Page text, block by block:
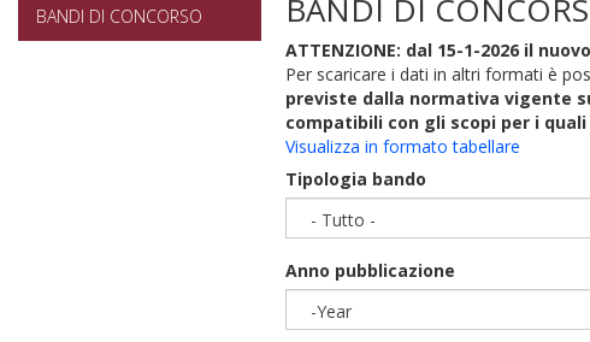
BANDI DI CONCORSO BANDI DI
ATTENZIONE: dal 15-1-2026 il
Per scaricare i dati in altri formati è
previste dalla normativa vigente
compatibili con gli scopi per i
Visualizza in formato tabellare
Tipologia bando
- Tutto -
Anno pubblicazione
-Year